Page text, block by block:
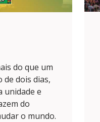
do que um
dois dias,
unidade e
do
o mundo.